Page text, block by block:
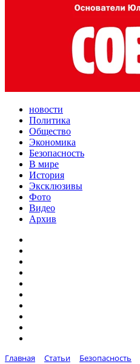
новости
Политика
Общество
Экономика
Безопасность
В мире
История
Эксклюзивы
Фото
Видео
Архив
Главная Статьи Безопасность